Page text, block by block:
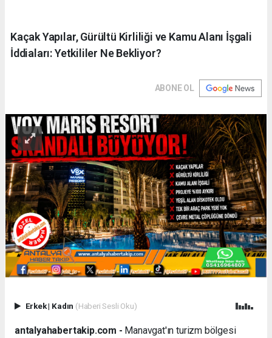
Kaçak Yapılar, Gürültü Kirliliği ve Kamu Alanı İşgali
İddiaları: Yetkililer Ne Bekliyor?
ABONE OL
Erkek| Kadın (Haberi Sesli Oku)
antalyahabertakip.com - Manavgat'ın turizm bölgesi